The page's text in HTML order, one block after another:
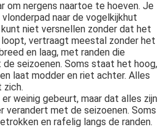
om nergens naartoe te hoeven. Je
naar de vogelkijkhut
niet versnellen zonder dat het
vertraagt meestal zonder het
en laag, met randen die
de seizoenen. Soms staat het hoog,
laat modder en riet achter. Alles
zich.
weinig gebeurt, maar dat alles zijn
verandert met de seizoenen. Soms
en rafelig langs de randen.